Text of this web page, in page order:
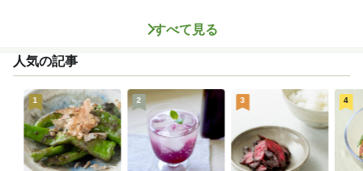
すべて見る
人気の記事
1 2 3 4